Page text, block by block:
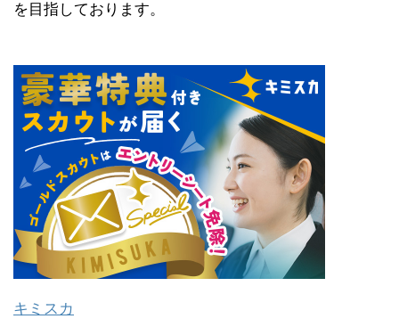
を目指しております。
キミスカ